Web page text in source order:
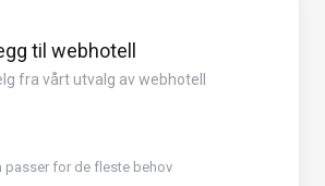
til webhotell
fra vårt utvalg av webhotell
passer for de fleste behov